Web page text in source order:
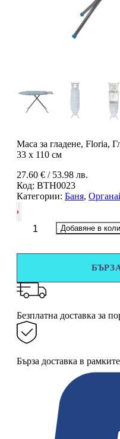
Маса за гладене, Floria,
33 x 110 см
27.60 € / 53.98 лв.
Код: BTH0023
Категории: Баня,
количество
Floria,
Гладачна
дъска
с
метална
рамка,
33
110
Добавяне в
Безплатна доставка за
Бърза доставка в